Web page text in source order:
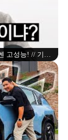
고성능! // 기아,